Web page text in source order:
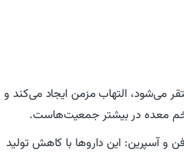
می‌شود، التهاب مزمن ایجاد می‌کند و
معده در بیشتر جمعیت‌هاست.
و آسپرین: این داروها با کاهش تولید